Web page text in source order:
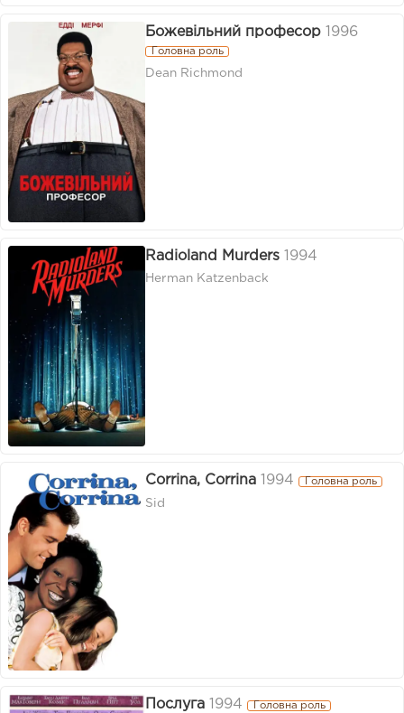
Божевільний професор 1996
Головна роль
Dean Richmond
Radioland Murders 1994
Herman Katzenback
Corrina, Corrina 1994 Головна роль
Sid
Послуга 1994 Головна роль